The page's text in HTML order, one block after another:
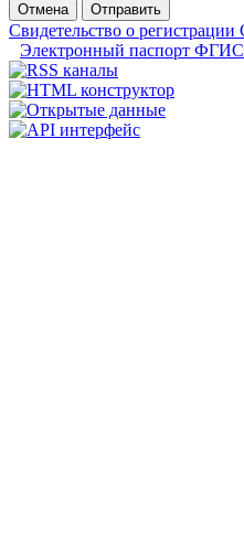
Отмена
Отправить
Свидетельство о
Электронный паспорт